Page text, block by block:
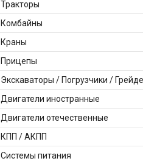
Тракторы
Комбайны
Краны
Прицепы
Экскаваторы / Погрузчики /
Двигатели иностранные
Двигатели отечественные
КПП / АКПП
Системы питания